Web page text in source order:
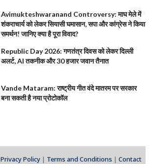
Avimukteshwaranand Controversy: माघ मेले में
शंकराचार्य को लेकर सियासी घमासान, सपा और कांग्रेस ने किया
समर्थन! जानिए क्या है पूरा विवाद?
Republic Day 2026: गणतंत्र दिवस को लेकर दिल्ली
अलर्ट, AI तकनीक और 30 हजार जवान तैनात
Vande Mataram: राष्ट्रीय गीत वंदे मातरम पर सरकार
बना सकती है नया प्रोटोकॉल
Privacy Policy| Terms and Conditions | Contact